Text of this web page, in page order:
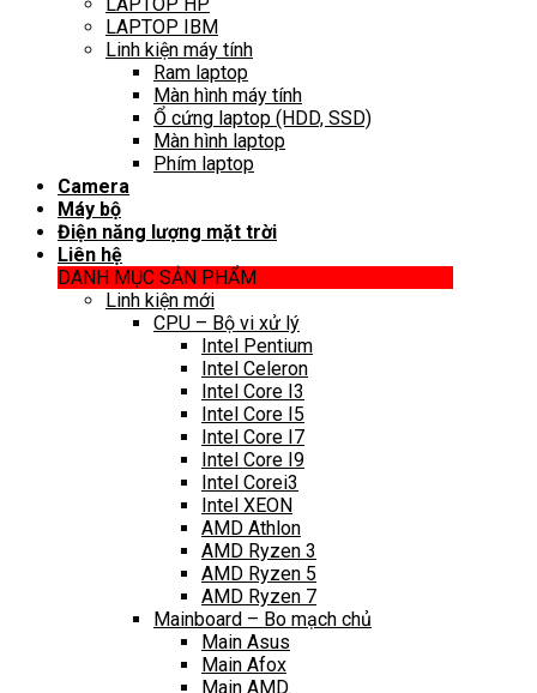
LAPTOP HP
LAPTOP IBM
Linh kiện máy tính
Ram laptop
Màn hình máy tính
Ổ cứng laptop (HDD, SSD)
Màn hình laptop
Phím laptop
Camera
Máy bộ
Điện năng lượng mặt trời
Liên hệ
DANH MỤC SẢN PHẨM
Linh kiện mới
CPU – Bộ vi xử lý
Intel Pentium
Intel Celeron
Intel Core I3
Intel Core I5
Intel Core I7
Intel Core I9
Intel Corei3
Intel XEON
AMD Athlon
AMD Ryzen 3
AMD Ryzen 5
AMD Ryzen 7
Mainboard – Bo mạch chủ
Main Asus
Main Afox
Main AMD